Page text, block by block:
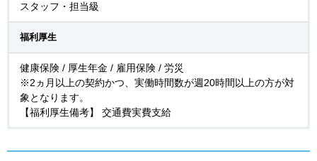
スタッフ・担当級
福利厚生
健康保険 / 厚生年金 / 雇用保険 / 労災
※2ヵ月以上の契約かつ、実働時間数が週20時間以上の方が対
象となります。
【福利厚生備考】 交通費実費支給